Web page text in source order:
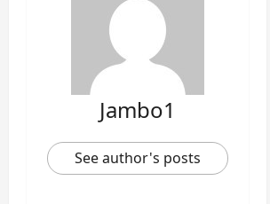
Jambo1
See author's posts